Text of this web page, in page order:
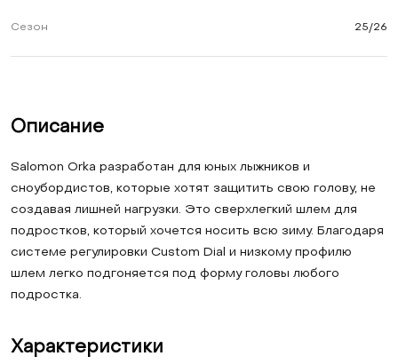
Сезон 25/26
Описание
Salomon Orka разработан для юных лыжников и
сноубордистов, которые хотят защитить свою голову, не
создавая лишней нагрузки. Это сверхлегкий шлем для
подростков, который хочется носить всю зиму. Благодаря
системе регулировки Custom Dial и низкому профилю
шлем легко подгоняется под форму головы любого
подростка.
Характеристики